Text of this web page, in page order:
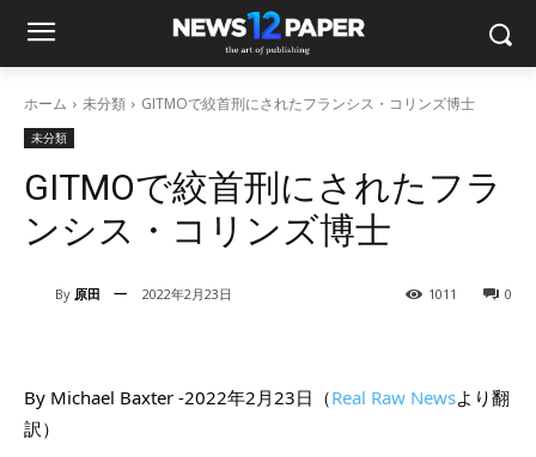
ホーム 未分類 GITMOで絞首刑にされたフランシス・コリンズ博士
未分類
GITMOで絞首刑にされたフラ
ンシス・コリンズ博士
By 原田 一 2022年2月23日 0
1011
By Michael Baxter -2022年2月23日（Real Raw Newsより翻
訳）